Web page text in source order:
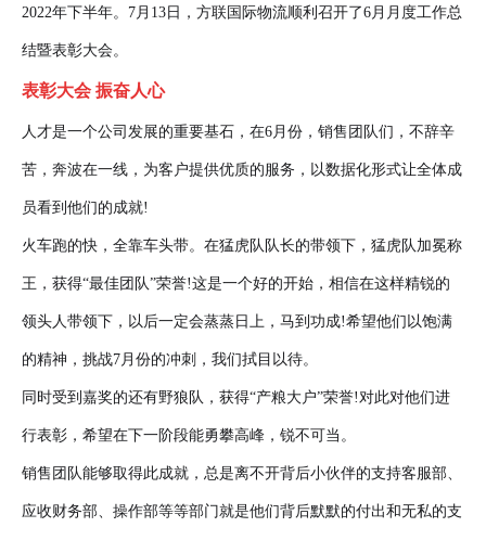
2022年下半年。7月13日，方联国际物流顺利召开了6月月度工作总
结暨表彰大会。
表彰大会 振奋人心
人才是一个公司发展的重要基石，在6月份，销售团队们，不辞辛
苦，奔波在一线，为客户提供优质的服务，以数据化形式让全体成
员看到他们的成就!
火车跑的快，全靠车头带。在猛虎队队长的带领下，猛虎队加冕称
王，获得“最佳团队”荣誉!这是一个好的开始，相信在这样精锐的
领头人带领下，以后一定会蒸蒸日上，马到功成!希望他们以饱满
的精神，挑战7月份的冲刺，我们拭目以待。
同时受到嘉奖的还有野狼队，获得“产粮大户”荣誉!对此对他们进
行表彰，希望在下一阶段能勇攀高峰，锐不可当。
销售团队能够取得此成就，总是离不开背后小伙伴的支持客服部、
应收财务部、操作部等等部门就是他们背后默默的付出和无私的支